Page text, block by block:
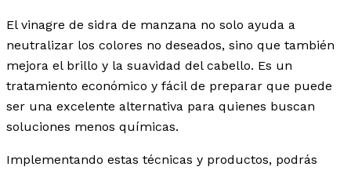
El vinagre de sidra de manzana no solo ayuda a
neutralizar los colores no deseados, sino que también
mejora el brillo y la suavidad del cabello. Es un
tratamiento económico y fácil de preparar que puede
ser una excelente alternativa para quienes buscan
soluciones menos químicas.
Implementando estas técnicas y productos, podrás